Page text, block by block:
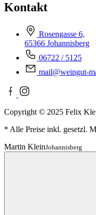
Kontakt
Rosengasse 6,
65366 Johannisberg
06722 / 5125
mail@weingut-
Copyright © 2025 Felix
* Alle Preise inkl. gesetzl.
Martin KleinJohannisberg